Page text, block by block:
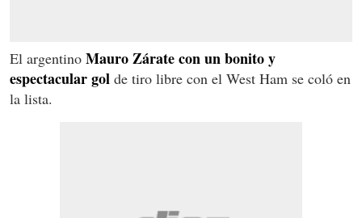
El argentino Mauro Zárate con un bonito y
espectacular gol de tiro libre con el West Ham se coló en
la lista.